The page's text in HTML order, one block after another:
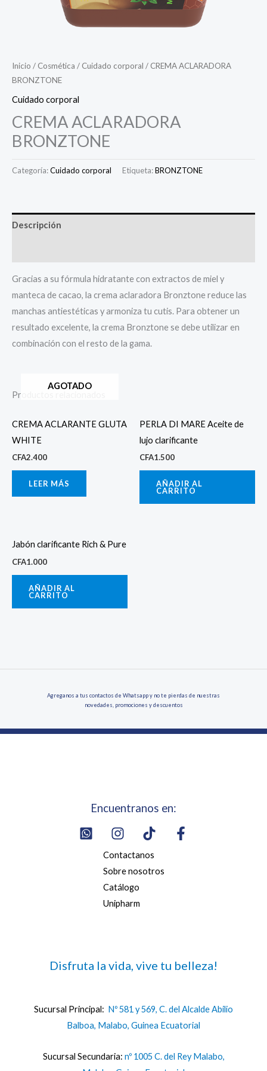
Inicio / Cosmética / Cuidado corporal / CREMA ACLARADORA
BRONZTONE
Cuidado corporal
CREMA ACLARADORA
BRONZTONE
Categoría:Cuidado corporal Etiqueta:BRONZTONE
Descripción
Gracias a su fórmula hidratante con extractos de miel y
manteca de cacao, la crema aclaradora Bronztone reduce las
manchas antiestéticas y armoniza tu cutis. Para obtener un
resultado excelente, la crema Bronztone se debe utilizar en
combinación con el resto de la gama.
Productos relacionados
AGOTADO
CREMA ACLARANTE GLUTA
WHITE
CFA2.400
LEER MÁS
PERLA DI MARE Aceite de
lujo clarificante
CFA1.500
AÑADIR AL
CARRITO
Jabón clarificante Rich & Pure
CFA1.000
AÑADIR AL
CARRITO
Agreganos a tus contactos de Whatsapp y no te pierdas de nuestras
novedades, promociones y descuentos
Encuentranos en:
Contactanos
Sobre nosotros
Catálogo
Unipharm
Disfruta la vida, vive tu belleza!
Sucursal Principal: Nº 581 y 569, C. del Alcalde Abilio
Balboa, Malabo, Guinea Ecuatorial
Sucursal Secundaria: nº 1005 C. del Rey Malabo,